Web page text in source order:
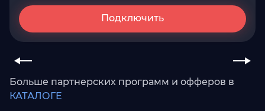
Подключить
Больше партнерских программ и офферов в
КАТАЛОГЕ